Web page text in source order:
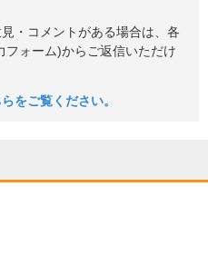
・コメントがある場合は、各
フォーム)からご返信いただけ
をご覧ください。